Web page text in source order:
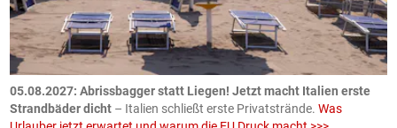
05.08.2027: Abrissbagger statt Liegen! Jetzt macht Italien erste
Strandbäder dicht – Italien schließt erste Privatstrände. Was